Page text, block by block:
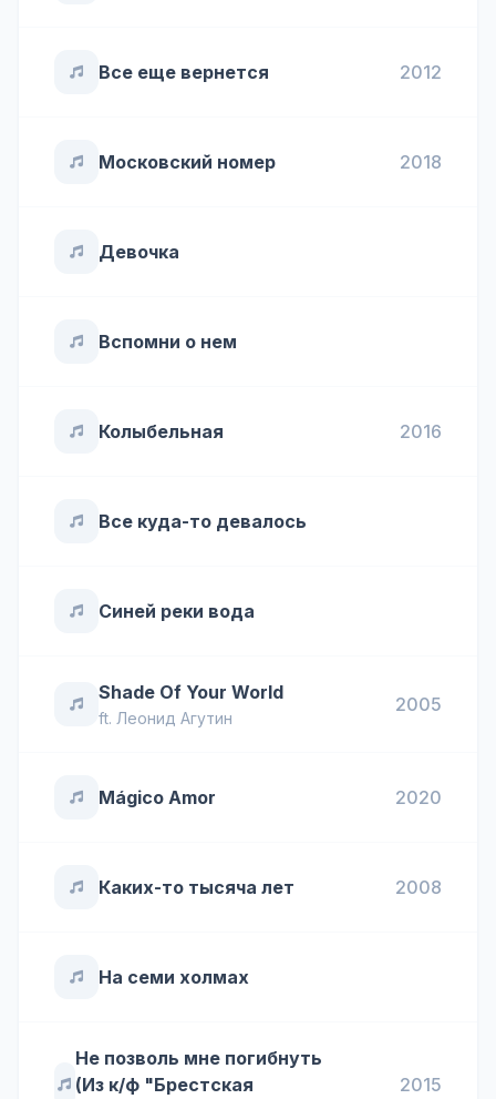
Все еще вернется 2012
Московский номер 2018
Девочка
Вспомни о нем
Колыбельная 2016
Все куда-то девалось
Синей реки вода
Shade Of Your World
ft. Леонид Агутин
2005
Mágico Amor 2020
Каких-то тысяча лет 2008
На семи холмах
Не позволь мне погибнуть
(Из к/ф "Брестская
2015